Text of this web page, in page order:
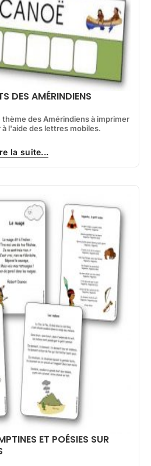
DES AMÉRINDIENS
des Amérindiens à imprimer
l'aide des lettres mobiles.
la suite...
ET POÉSIES SUR